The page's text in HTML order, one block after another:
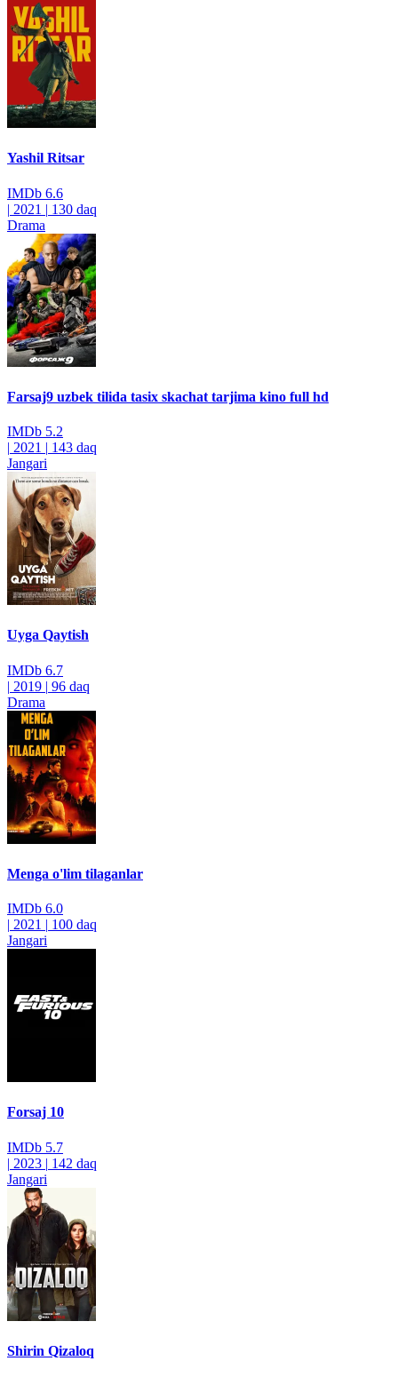
Yashil Ritsar
IMDb 6.6
| 2021 | 130 daq
Drama
Farsaj9 uzbek tilida tasix skachat tarjima kino full hd
IMDb 5.2
| 2021 | 143 daq
Jangari
Uyga Qaytish
IMDb 6.7
| 2019 | 96 daq
Drama
Menga o'lim tilaganlar
IMDb 6.0
| 2021 | 100 daq
Jangari
Forsaj 10
IMDb 5.7
| 2023 | 142 daq
Jangari
Shirin Qizaloq